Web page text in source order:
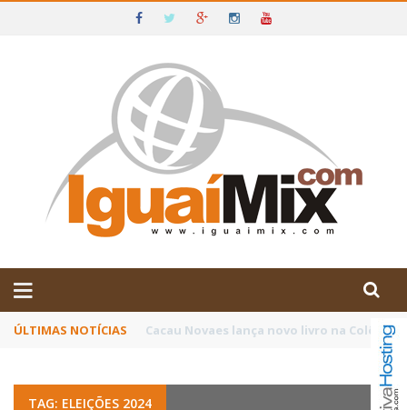
IGUAÍ E SUDOESTE DA BAHIA
ÚLTIMAS NOTÍCIAS Poetas baianos representam o Brasil no
TAG: ELEIÇÕES 2024